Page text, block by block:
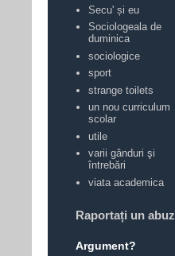
Secu' și eu
Sociologeala de
duminica
sociologice
sport
strange toilets
un nou curriculum
scolar
utile
varii gânduri şi
întrebări
viata academica
Raportați un abuz
Argument?